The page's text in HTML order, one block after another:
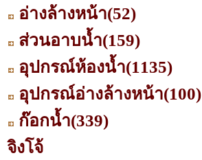
อ่างล้างหน้า(52)
ส่วนอาบน้ำ(159)
อุปกรณ์ห้องน้ำ(1135)
อุปกรณ์อ่างล้างหน้า(100)
ก๊อกน้ำ(339)
จิงโจ้